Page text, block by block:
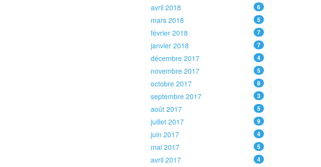
avril 2018 6
mars 2018 5
février 2018 7
janvier 2018 7
décembre 2017 4
novembre 2017 5
octobre 2017 8
septembre 2017 3
août 2017 5
juillet 2017 9
juin 2017 4
mai 2017 5
avril 2017 4